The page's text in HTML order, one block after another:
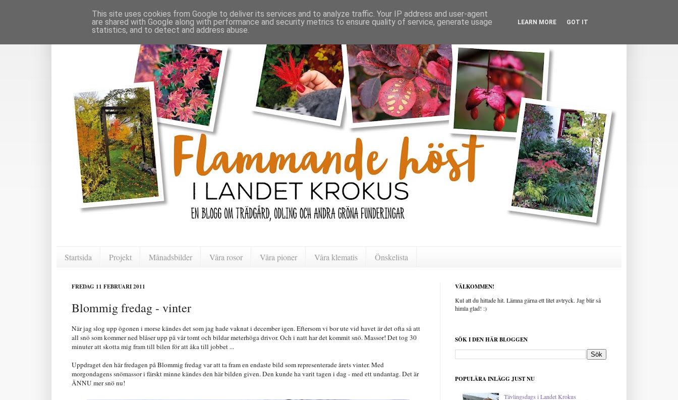
Startsida Projekt Månadsbilder Våra rosor Våra pioner Våra klematis Önskelista
FREDAG 11 FEBRUARI 2011
Blommig fredag - vinter
När jag slog upp ögonen i morse kändes det som jag hade vaknat i december igen. Eftersom vi bor ute vid havet är det ofta så att
all snö som kommer ned blåser upp på vår tomt och bildar meterhöga drivor. Och i natt har det kommit snö. Massor! Det tog 30
minuter att skotta mig fram till bilen för att åka till jobbet ...
Uppdraget den här fredagen på Blommig fredag var att ta fram en endaste bild som representerade årets vinter. Med
morgondagens snömassor i färskt minne kändes den här bilden given. Den kunde ha varit tagen i dag - med ett undantag. Det är
ÄNNU mer snö nu!
VÄLKOMMEN!
Kul att du hittade hit. Lämna gärna ett litet avtryck. Jag blir så
himla glad! :)
SÖK I DEN HÄR BLOGGEN
POPULÄRA INLÄGG JUST NU
Tävlingsdags i Landet Krokus
This site uses cookies from Google to deliver its services and to analyze traffic. Your IP address and user-agent
are shared with Google along with performance and security metrics to ensure quality of service, generate usage
statistics, and to detect and address abuse.
LEARN MORE GOT IT